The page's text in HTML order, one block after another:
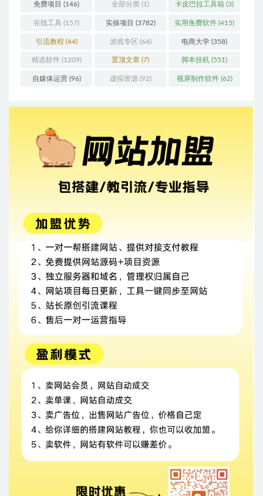
免费项目 (146) 全部分类 (1) 卡皮巴拉工具箱 (3)
在线工具 (157) 实操项目 (3782) 实用免费软件 (415)
引流教程 (44) 游戏专区 (64) 电商大学 (358)
精选软件(1209) 置顶文章 (7) 脚本挂机 (551)
自媒体运营(96) 虚拟资源 (92) 视屏制作软件(62)